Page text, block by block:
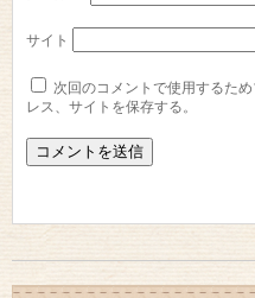
サイト
次回のコメントで使用するた
レス、サイトを保存する。